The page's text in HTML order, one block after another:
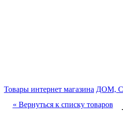
Товары интернет магазина ДОМ,
« Вернуться к списку товаров